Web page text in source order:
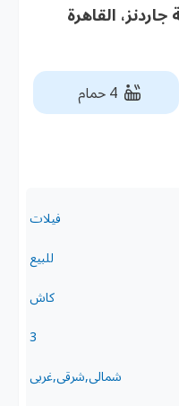
القاهرة
4 حمام
فيلات
للبيع
كاش
3
شمالى,شرقى,غربى